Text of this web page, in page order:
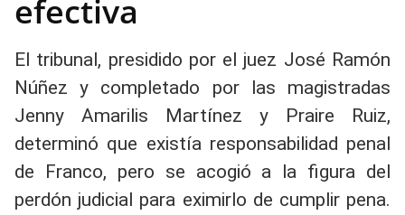
efectiva
El tribunal, presidido por el juez José Ramón
Núñez y completado por las magistradas
Jenny Amarilis Martínez y Praire Ruiz,
determinó que existía responsabilidad penal
de Franco, pero se acogió a la figura del
perdón judicial para eximirlo de cumplir pena.